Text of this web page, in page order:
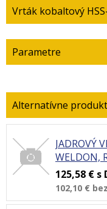
Vrták kobaltový
Parametre
JADROVÝ
WELDON,
125,58 € s
102,10 €